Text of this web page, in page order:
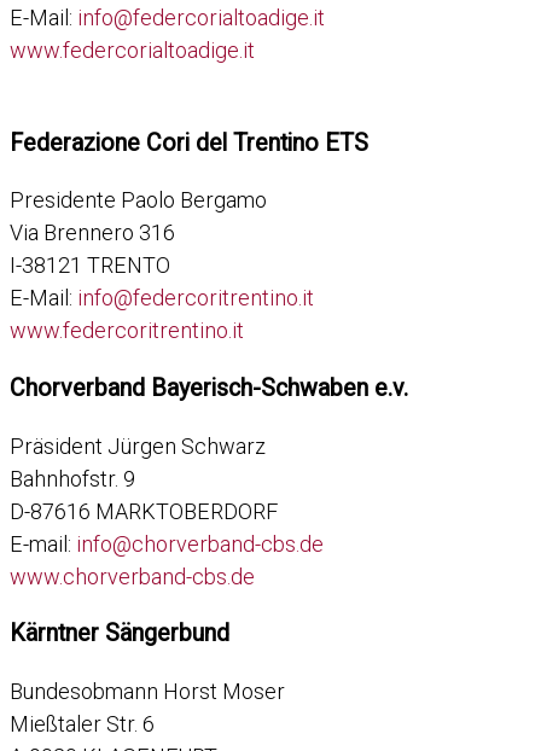
E-Mail: info@federcorialtoadige.it
www.federcorialtoadige.it
Federazione Cori del Trentino ETS
Presidente Paolo Bergamo
Via Brennero 316
I-38121 TRENTO
E-Mail: info@federcoritrentino.it
www.federcoritrentino.it
Chorverband Bayerisch-Schwaben e.v.
Präsident Jürgen Schwarz
Bahnhofstr. 9
D-87616 MARKTOBERDORF
E-mail: info@chorverband-cbs.de
www.chorverband-cbs.de
Kärntner Sängerbund
Bundesobmann Horst Moser
Mießtaler Str. 6